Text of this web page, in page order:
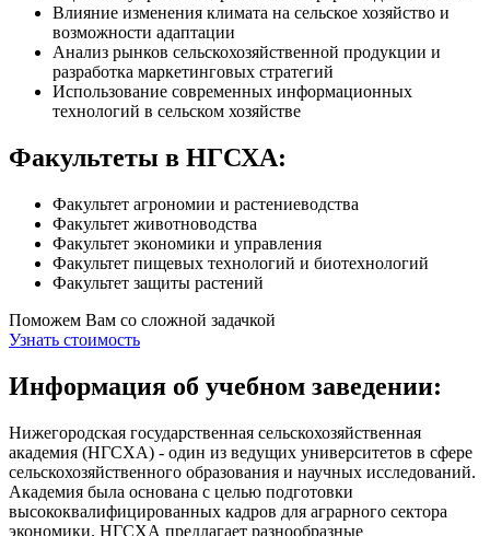
Влияние изменения климата на сельское хозяйство и
возможности адаптации
Анализ рынков сельскохозяйственной продукции и
разработка маркетинговых стратегий
Использование современных информационных
технологий в сельском хозяйстве
Факультеты в НГСХА:
Факультет агрономии и растениеводства
Факультет животноводства
Факультет экономики и управления
Факультет пищевых технологий и биотехнологий
Факультет защиты растений
Поможем Вам со сложной задачкой
Узнать стоимость
Информация об учебном заведении:
Нижегородская государственная сельскохозяйственная
академия (НГСХА) - один из ведущих университетов в сфере
сельскохозяйственного образования и научных исследований.
Академия была основана с целью подготовки
высококвалифицированных кадров для аграрного сектора
экономики. НГСХА предлагает разнообразные